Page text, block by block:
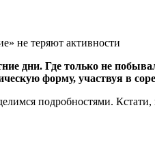
не теряют активности
дни. Где только не
форму, участвуя в
подробностями.